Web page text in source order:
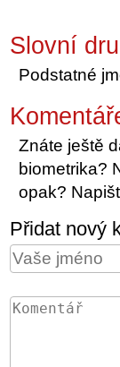
Slovní
Podstatné
Znáte ještě
biometrika?
opak?
Přidat nový